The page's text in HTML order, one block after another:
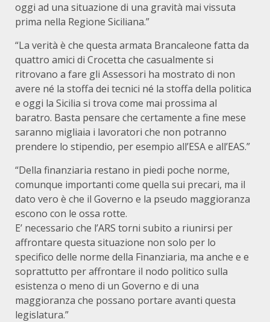
oggi ad una situazione di una gravità mai vissuta
prima nella Regione Siciliana.”
“La verità è che questa armata Brancaleone fatta da
quattro amici di Crocetta che casualmente si
ritrovano a fare gli Assessori ha mostrato di non
avere né la stoffa dei tecnici né la stoffa della politica
e oggi la Sicilia si trova come mai prossima al
baratro. Basta pensare che certamente a fine mese
saranno migliaia i lavoratori che non potranno
prendere lo stipendio, per esempio all’ESA e all’EAS.”
“Della finanziaria restano in piedi poche norme,
comunque importanti come quella sui precari, ma il
dato vero è che il Governo e la pseudo maggioranza
escono con le ossa rotte.
E’ necessario che l’ARS torni subito a riunirsi per
affrontare questa situazione non solo per lo
specifico delle norme della Finanziaria, ma anche e e
soprattutto per affrontare il nodo politico sulla
esistenza o meno di un Governo e di una
maggioranza che possano portare avanti questa
legislatura.”